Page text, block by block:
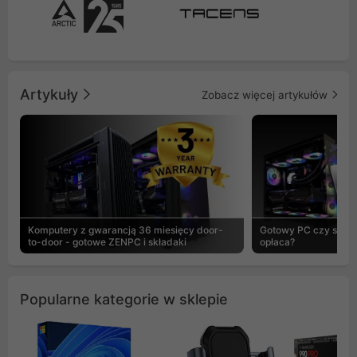
Artykuły Zobacz więcej artykułów
Komputery z gwarancją 36 miesięcy door-
to-door - gotowe ZENPC i składaki
Gotowy PC czy
opłaca?
Popularne kategorie w sklepie